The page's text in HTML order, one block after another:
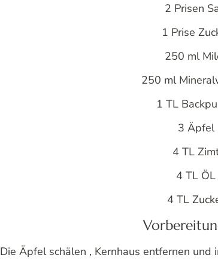
2 Prisen
1 Prise
250 ml
250 ml
1 TL
3 Äpfel
4 TL
4 TL ÖL
4 TL
Die Äpfel schälen , Kernhaus entfernen und